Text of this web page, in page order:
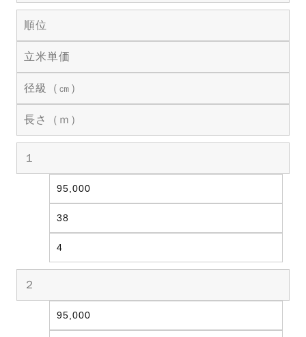
順位
立米単価
径級（㎝）
長さ（ｍ）
１
95,000
38
4
２
95,000